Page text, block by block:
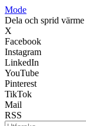
Mode
Dela och sprid värme
X
Facebook
Instagram
LinkedIn
YouTube
Pinterest
TikTok
Mail
RSS